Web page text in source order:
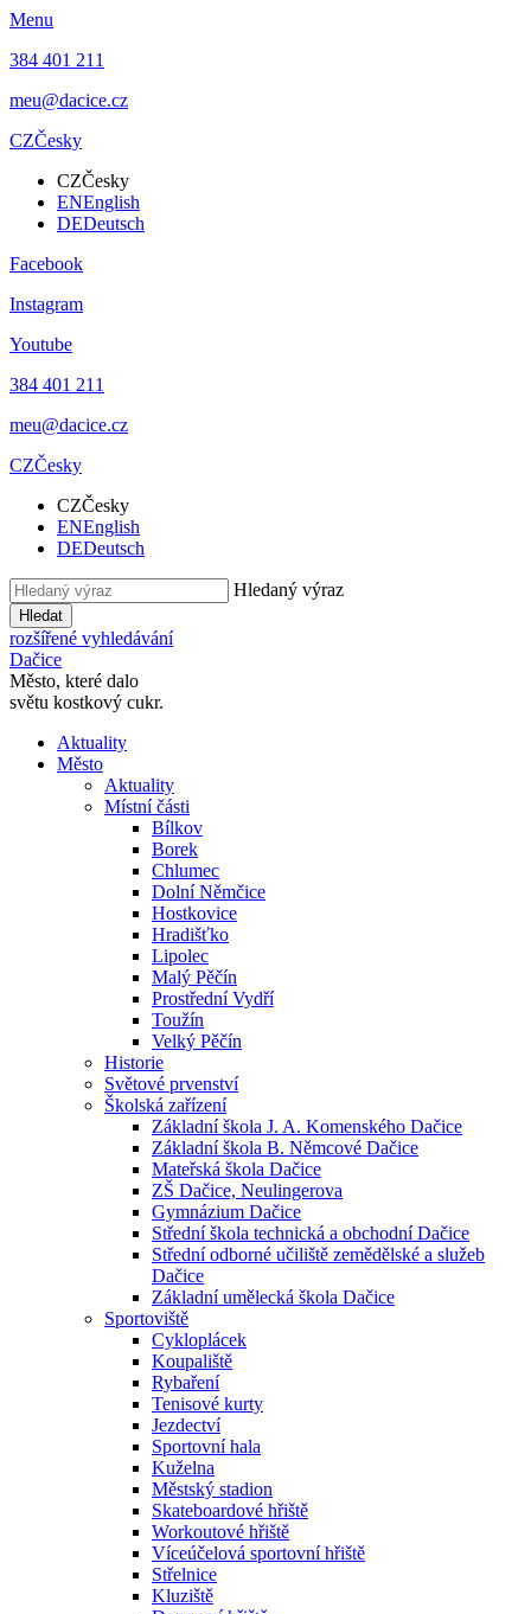
Menu
384 401 211
meu@dacice.cz
CZČesky
CZČesky
ENEnglish
DEDeutsch
Facebook
Instagram
Youtube
384 401 211
meu@dacice.cz
CZČesky
CZČesky
ENEnglish
DEDeutsch
Hledaný výraz
Hledat
rozšířené vyhledávání
Dačice
Město, které dalo
světu kostkový cukr.
Aktuality
Město
Aktuality
Místní části
Bílkov
Borek
Chlumec
Dolní Němčice
Hostkovice
Hradišťko
Lipolec
Malý Pěčín
Prostřední Vydří
Toužín
Velký Pěčín
Historie
Světové prvenství
Školská zařízení
Základní škola J. A. Komenského Dačice
Základní škola B. Němcové Dačice
Mateřská škola Dačice
ZŠ Dačice, Neulingerova
Gymnázium Dačice
Střední škola technická a obchodní Dačice
Střední odborné učiliště zemědělské a služeb
Dačice
Základní umělecká škola Dačice
Sportoviště
Cykloplácek
Koupaliště
Rybaření
Tenisové kurty
Jezdectví
Sportovní hala
Kuželna
Městský stadion
Skateboardové hřiště
Workoutové hřiště
Víceúčelová sportovní hřiště
Střelnice
Kluziště